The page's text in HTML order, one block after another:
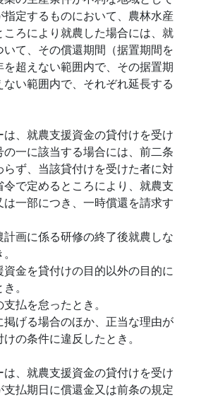
指定するものにおいて、農林水産
ろにより就農した場合には、就
て、その償還期間（据置期間を
超えない範囲内で、その据置期
い範囲内で、それぞれ延長する
は、就農支援資金の貸付けを受け
一に該当する場合には、前二条
ず、当該貸付けを受けた者に対
令で定めるところにより、就農支
一部につき、一時償還を請求す
計画に係る研修の終了後就農しな
資金を貸付けの目的以外の目的に
。
払を怠ったとき。
掲げる場合のほか、正当な理由が
の条件に違反したとき。
は、就農支援資金の貸付けを受け
払期日に償還金又は前条の規定